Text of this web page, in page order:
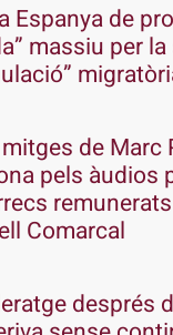
Espanya de
massiu per la
de Marc
pels àudios
Comarcal
després